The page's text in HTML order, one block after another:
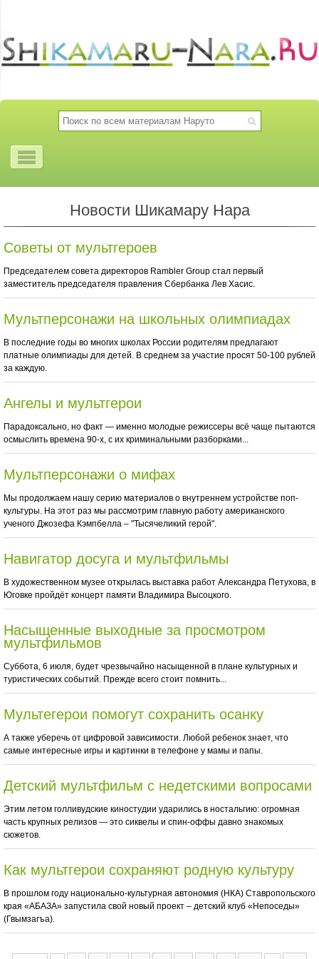
Новости Шикамару Нара
Советы от мультгероев
Председателем совета директоров Rambler Group стал первый
заместитель председателя правления Сбербанка Лев Хасис.
Мультперсонажи на школьных олимпиадах
В последние годы во многих школах России родителям предлагают
платные олимпиады для детей. В среднем за участие просят 50-100 рублей
за каждую.
Ангелы и мультгерои
Парадоксально, но факт — именно молодые режиссеры всё чаще пытаются
осмыслить времена 90-х, с их криминальными разборками...
Мультперсонажи о мифах
Мы продолжаем нашу серию материалов о внутреннем устройстве поп-
культуры. На этот раз мы рассмотрим главную работу американского
ученого Джозефа Кэмпбелла – "Тысячеликий герой".
Навигатор досуга и мультфильмы
В художественном музее открылась выставка работ Александра Петухова, в
Юговке пройдёт концерт памяти Владимира Высоцкого.
Насыщенные выходные за просмотром
мультфильмов
Суббота, 6 июля, будет чрезвычайно насыщенной в плане культурных и
туристических событий. Прежде всего стоит помнить...
Мультегерои помогут сохранить осанку
А также уберечь от цифровой зависимости. Любой ребенок знает, что
самые интересные игры и картинки в телефоне у мамы и папы.
Детский мультфильм с недетскими вопросами
Этим летом голливудские киностудии ударились в ностальгию: огромная
часть крупных релизов — это сиквелы и спин-оффы давно знакомых
сюжетов.
Как мультгерои сохраняют родную культуру
В прошлом году национально-культурная автономия (НКА) Ставропольского
края «АБАЗА» запустила свой новый проект – детский клуб «Непоседы»
(Гвымзагъа).